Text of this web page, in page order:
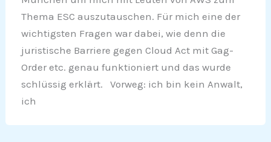
Thema ESC auszutauschen. Für mich eine der
wichtigsten Fragen war dabei, wie denn die
juristische Barriere gegen Cloud Act mit Gag-
Order etc. genau funktioniert und das wurde
schlüssig erklärt. Vorweg: ich bin kein Anwalt,
ich